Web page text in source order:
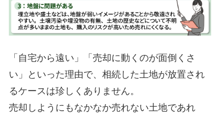
「自宅から遠い」「売却に動くのが面倒くさ
い」といった理由で、相続した土地が放置され
るケースは珍しくありません。
売却しようにもなかなか売れない土地であれ